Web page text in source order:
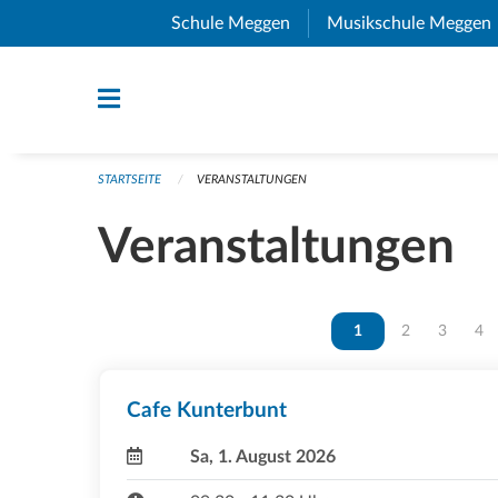
Navigation überspringen
Schule Meggen (External Link)
Musikschule Meggen
STARTSEITE VERANSTALTUNGEN
Veranstaltungen
Vous êtes sur la page
1 Vous êtes sur
2 Vous
3 4
Cafe Kunterbunt
Sa, 1. August 2026